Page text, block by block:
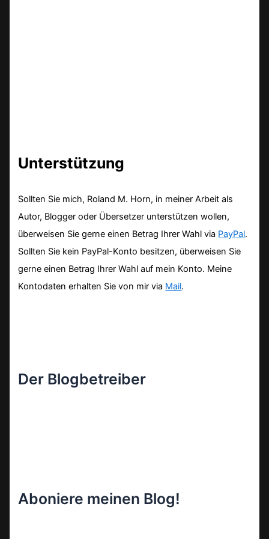
Unterstützung
Sollten Sie mich, Roland M. Horn, in meiner Arbeit als
Autor, Blogger oder Übersetzer unterstützen wollen,
überweisen Sie gerne einen Betrag Ihrer Wahl via PayPal.
Sollten Sie kein PayPal-Konto besitzen, überweisen Sie
gerne einen Betrag Ihrer Wahl auf mein Konto. Meine
Kontodaten erhalten Sie von mir via Mail.
Der Blogbetreiber
Aboniere meinen Blog!